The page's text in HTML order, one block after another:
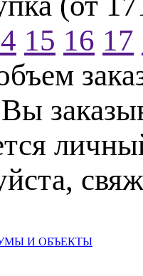
15 16 17
И ОБЪЕКТЫ